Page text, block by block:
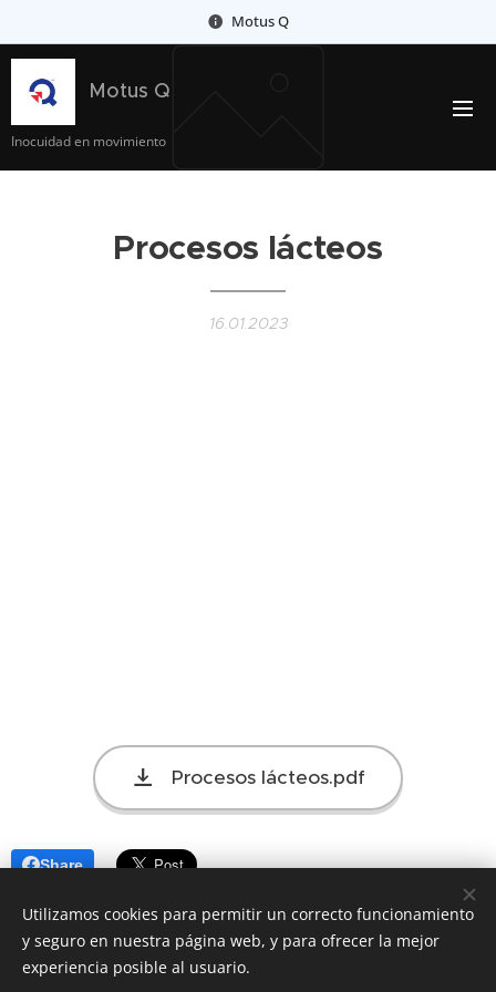
Motus Q
Motus Q
Inocuidad en movimiento
Procesos lácteos
16.01.2023
Procesos lácteos.pdf
Share
Utilizamos cookies para permitir un correcto funcionamiento
y seguro en nuestra página web, y para ofrecer la mejor
experiencia posible al usuario.